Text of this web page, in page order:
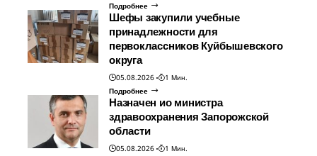
Подробнее
Шефы закупили учебные
принадлежности для
первоклассников Куйбышевского
округа
05.08.2026
1 Мин.
Подробнее
Назначен ио министра
здравоохранения Запорожской
области
05.08.2026
1 Мин.